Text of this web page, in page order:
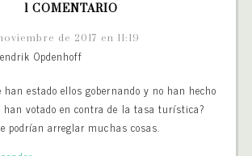
1 COMENTARIO
de 2017 en 11:19
Opdenhoff
estado ellos gobernando y no han hecho
han votado en contra de la tasa turística?
podrían arreglar muchas cosas.